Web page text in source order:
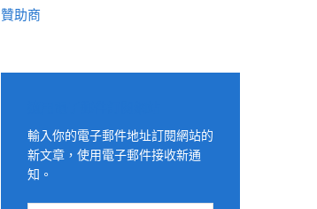
贊助商
輸入你的電子郵件地址訂閱網站的
新文章，使用電子郵件接收新通
知。